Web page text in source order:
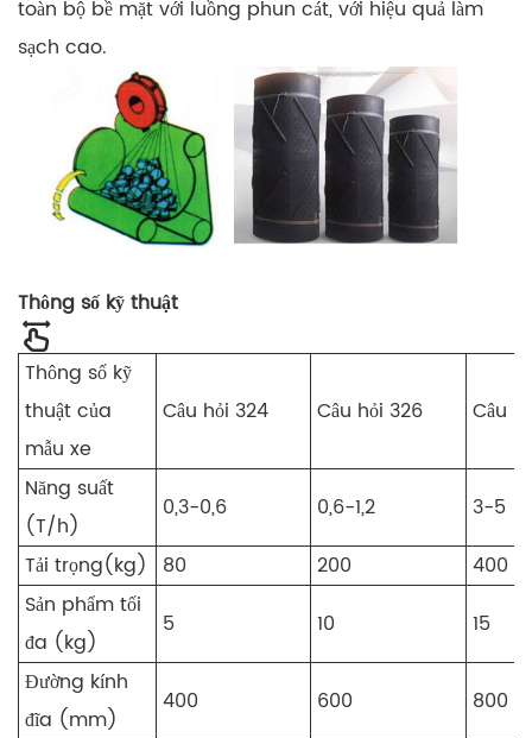
toàn bộ bề mặt với luồng phun cát, với hiệu quả làm
sạch cao.
Thông số kỹ thuật
Thông số kỹ
thuật của
mẫu xe
Câu hỏi 324 Câu hỏi 326 Câu
Năng suất
(T/h)
0,3-0,6 0,6-1,2
3-5
Tải trọng(kg)
80 200
400
Sản phẩm tối
đa (kg)
5 10
15
Đường kính
đĩa (mm)
400 600
800